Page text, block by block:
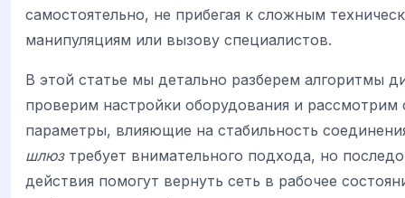
самостоятельно, не прибегая к сложным
манипуляциям или вызову специалистов.
В этой статье мы детально разберем алгоритмы
проверим настройки оборудования и рассмотрим
параметры, влияющие на стабильность
шлюзтребует внимательного подхода, но
действия помогут вернуть сеть в рабочее